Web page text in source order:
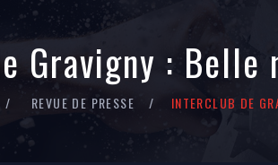
Gravigny :
REVUE DE PRESSE INTERCLUB DE